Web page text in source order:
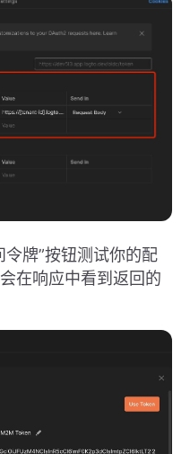
牌”按钮测试你的配
在响应中看到返回的